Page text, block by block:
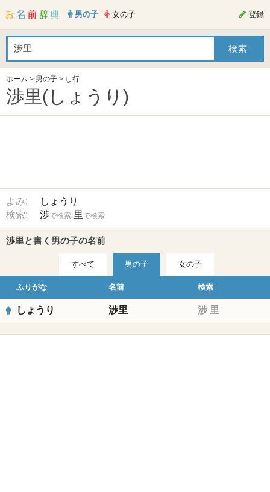
男の子 女の子 登録
ホーム > 男の子 > し行
渉里(しょうり)
よみ:
しょうり
検索:
渉で検索 里 で検索
渉里と書く男の子の名前
すべて 男の子 女の子
ふりがな 名前 検索
しょうり 渉里 渉 里